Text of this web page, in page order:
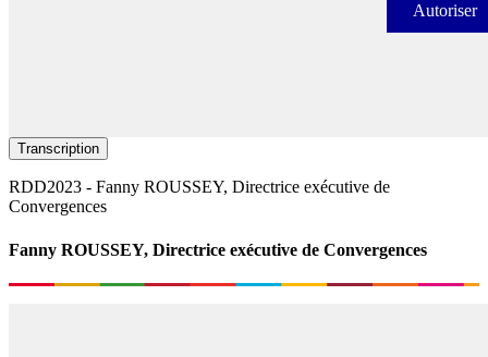
Autoriser
Transcription
RDD2023 - Fanny ROUSSEY, Directrice exécutive de
Convergences
Fanny ROUSSEY, Directrice exécutive de Convergences